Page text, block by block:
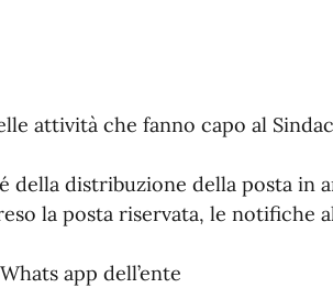
attività che fanno capo al
della distribuzione della posta in
la posta riservata, le notifiche
app dell’ente